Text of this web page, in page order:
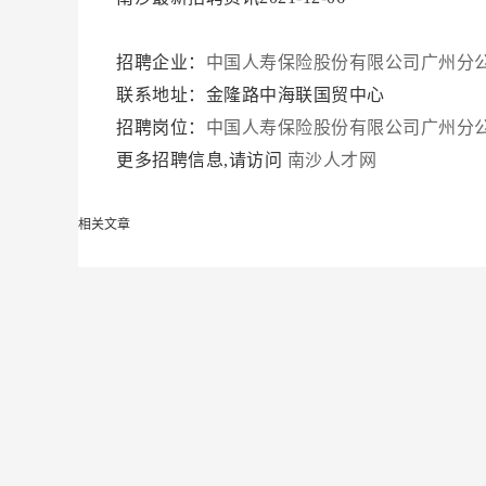
招聘企业： 中国人寿保险股份有限公司广州分
联系地址：金隆路中海联国贸中心
招聘岗位： 中国人寿保险股份有限公司广州分
更多招聘信息,请访问 南沙人才网
相关文章